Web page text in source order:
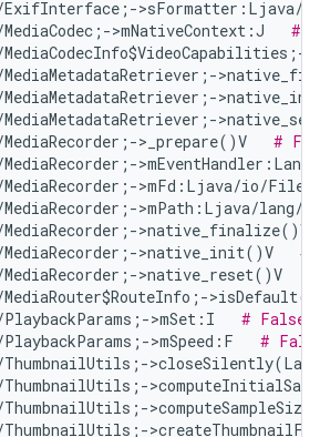
ExifInterface;-
>mNativeContext:J #
MediaMetadataRetriever;-
MediaMetadataRetriever;-
MediaMetadataRetriever;-
MediaRecorder;->_prepare()V #
MediaRecorder;->mFd:Ljava/io/
MediaRecorder;->mPath:Ljava/
MediaRecorder;-
MediaRecorder;->native_init()V #
MediaRecorder;->native_reset()V
MediaRouter$RouteInfo;-
PlaybackParams;->mSet:I # False
>mSpeed:F #
ThumbnailUtils;-
ThumbnailUtils;-
ThumbnailUtils;-
ThumbnailUtils;-